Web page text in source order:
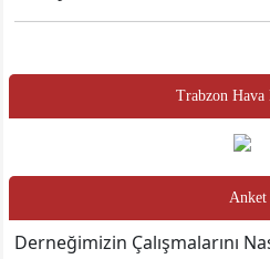
Trabzon Hava
Anket
Derneğimizin Çalışmalarını